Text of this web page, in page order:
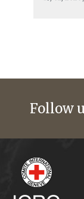
Follow